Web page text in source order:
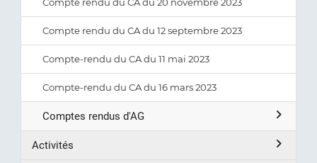
Compte rendu du CA du 12 septembre 2023
Compte-rendu du CA du 11 mai 2023
Compte-rendu du CA du 16 mars 2023
Comptes rendus d'AG
Activités